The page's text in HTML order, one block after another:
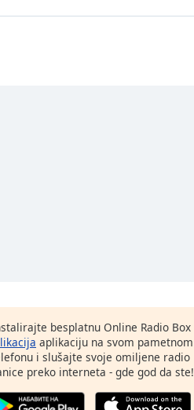
besplatnu Online Radio Box
aplikaciju na svom pametnom
i slušajte svoje omiljene radio
preko interneta - gde god da ste!